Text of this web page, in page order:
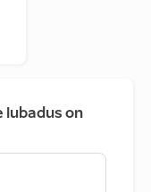
lubadus on